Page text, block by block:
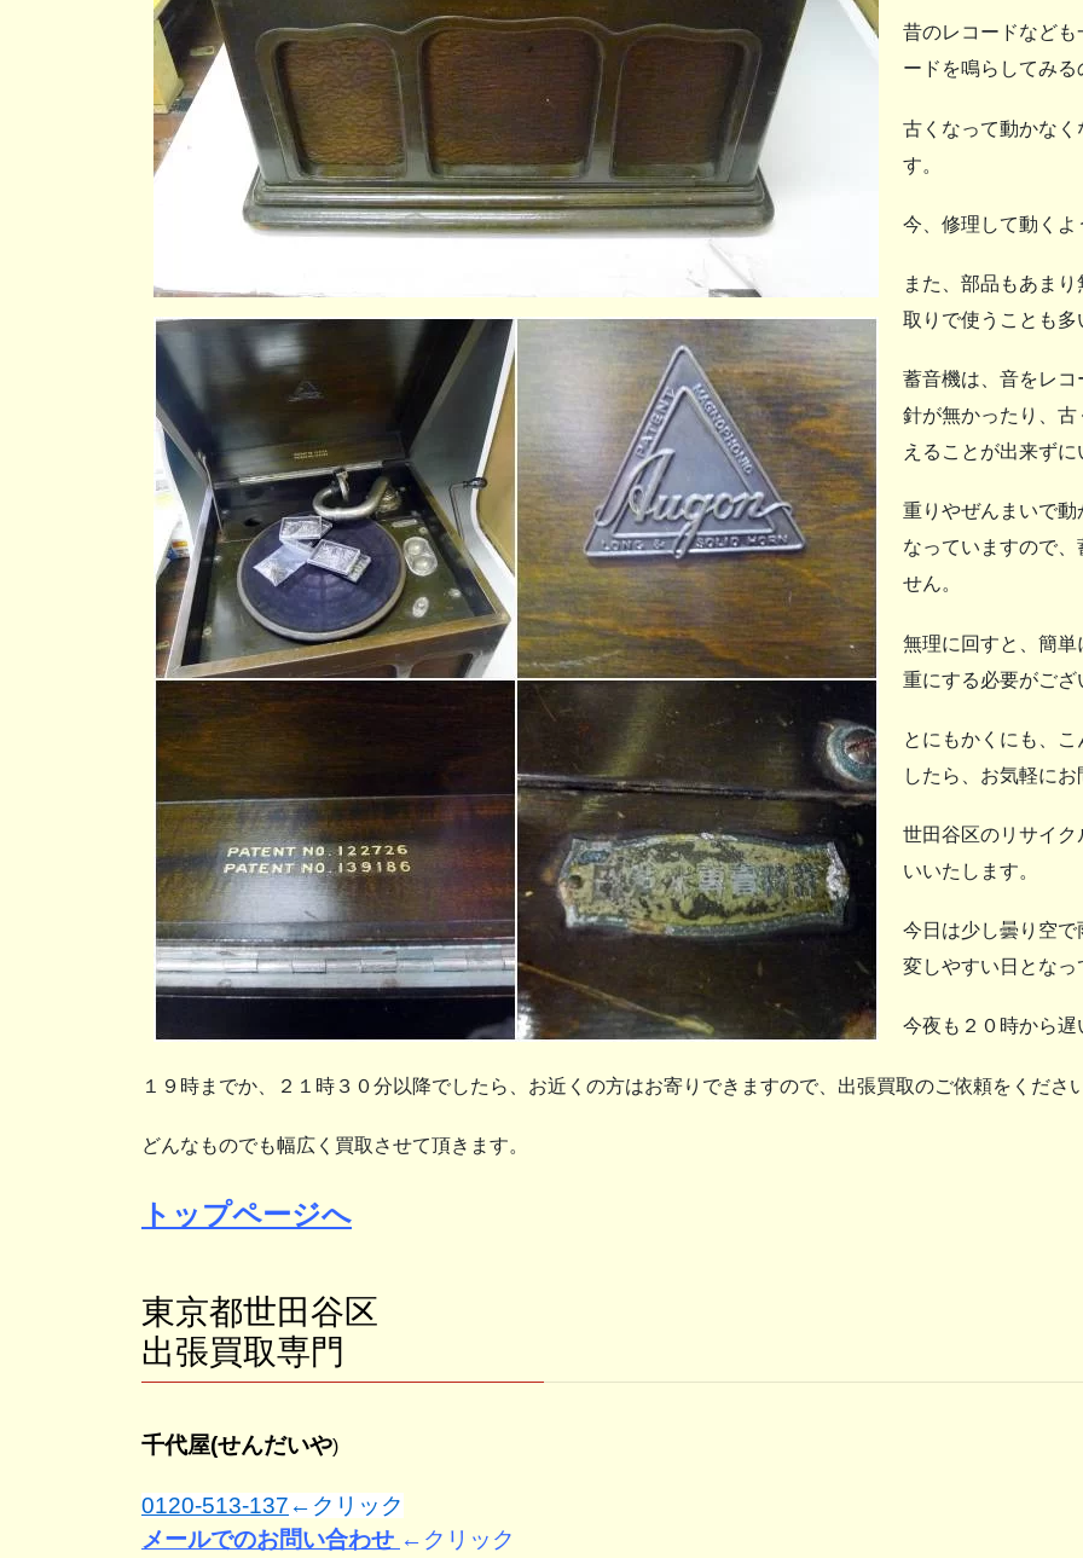
昔のレコードなど
ードを鳴らしてみ
古くなって動かな
す。
今、修理して動く
また、部品もあま
取りで使うことも多
蓄音機は、音をレ
針が無かったり、
えることが出来ず
重りやぜんまいで
なっていますので
せん。
無理に回すと、簡
重にする必要がござ
とにもかくにも、
したら、お気軽に
世田谷区のリサイ
いいたします。
今日は少し曇り空
変しやすい日となっ
今夜も２０時から
１９時までか、２１時３０分以降でしたら、お近くの方はお寄りできますので、出張買取のご依頼をくださ
どんなものでも幅広く買取させて頂きます。
トップページへ
東京都世田谷区
出張買取専門
千代屋(せんだいや)
0120-513-137 ←クリック
メールでのお問い合わせ ←クリック